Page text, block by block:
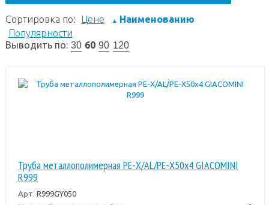
Сортировка по: Цене ▲ Наименованию
Популярности
Выводить по: 30 60 90 120
Труба металлополимерная PE-X/AL/PE-X50x4 GIACOMINI
R999
Арт. R999GY050